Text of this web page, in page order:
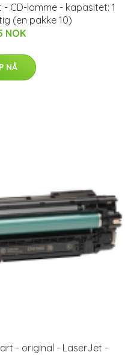
- CD-lomme - kapasitet: 1
(en pakke 10)
NOK
NÅ
- original - LaserJet -